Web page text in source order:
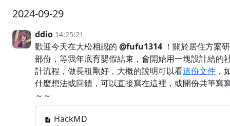
2024-09-29
ddio 14:25:21
歡迎今天在大松相認的 @fufu1314 ！關於居住方案
部份，等我年底育嬰假結束，會開始用一塊設計給的
計流程，做長租剛好，大概的說明可以看這份文件 ，
什麼想法或回饋，可以直接寫在這裡，或開份共筆寫
～～
HackMD